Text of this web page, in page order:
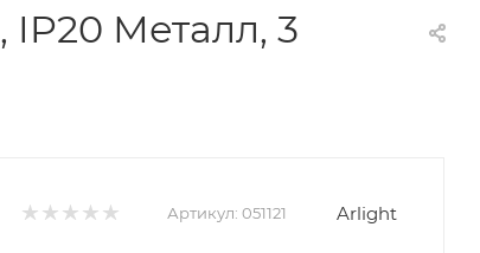
IP20 Металл, 3
Артикул: 051121 Arlight